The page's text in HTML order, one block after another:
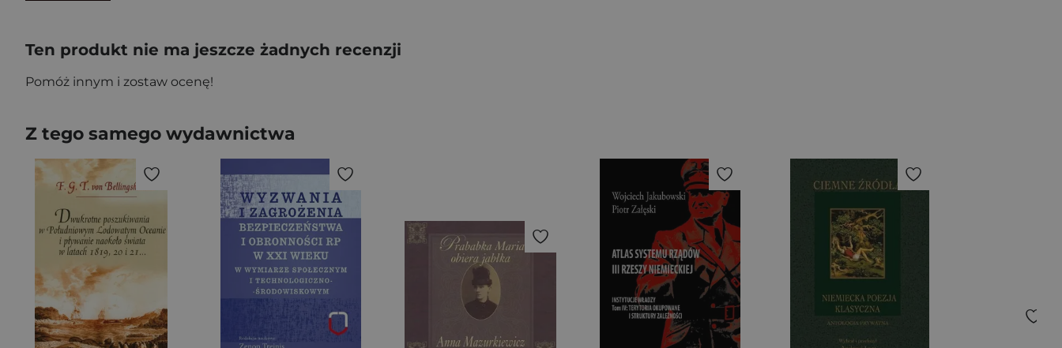
Ten produkt nie ma jeszcze żadnych recenzji
Pomóż innym i zostaw ocenę!
Z tego samego wydawnictwa